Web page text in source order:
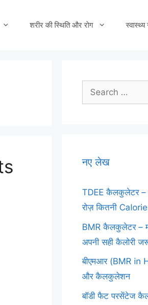
शरीर की स्थिति और रोग
Search
for:
नए लेख
TDEE कैलकुलेटर –
रोज़ कितनी
BMR कैलकुलेटर –
अपनी सही कैलोरी
बीएमआर (BMR in
और कैलकुलेशन
बॉडी फैट परसेंटेज